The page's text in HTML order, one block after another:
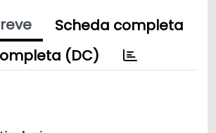
Scheda completa
(DC)